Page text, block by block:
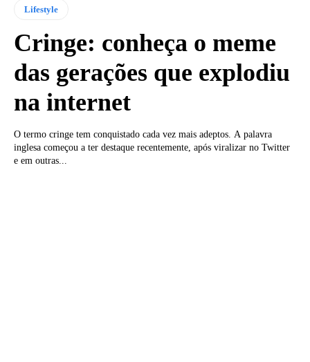
Lifestyle
Cringe: conheça o meme
das gerações que explodiu
na internet
O termo cringe tem conquistado cada vez mais adeptos. A palavra
inglesa começou a ter destaque recentemente, após viralizar no Twitter
e em outras...